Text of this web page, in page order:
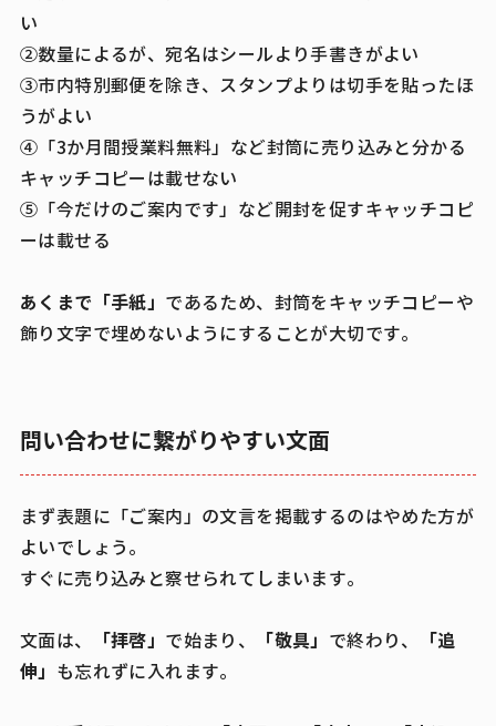
い
②数量によるが、宛名はシールより手書きがよい
③市内特別郵便を除き、スタンプよりは切手を貼ったほ
うがよい
④「3か月間授業料無料」など封筒に売り込みと分かる
キャッチコピーは載せない
⑤「今だけのご案内です」など開封を促すキャッチコピ
ーは載せる
あくまで「手紙」 であるため、封筒をキャッチコピーや
飾り文字で埋めないようにすることが大切です。
問い合わせに繋がりやすい文面
まず表題に「ご案内」の文言を掲載するのはやめた方が
よいでしょう。
すぐに売り込みと察せられてしまいます。
文面は、 「拝啓」 で始まり、 「敬具」 で終わり、
「追
伸」
も忘れずに入れます。